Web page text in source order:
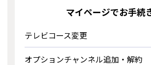
マイページでお手続
テレビコース変更
オプションチャンネル追加・解約